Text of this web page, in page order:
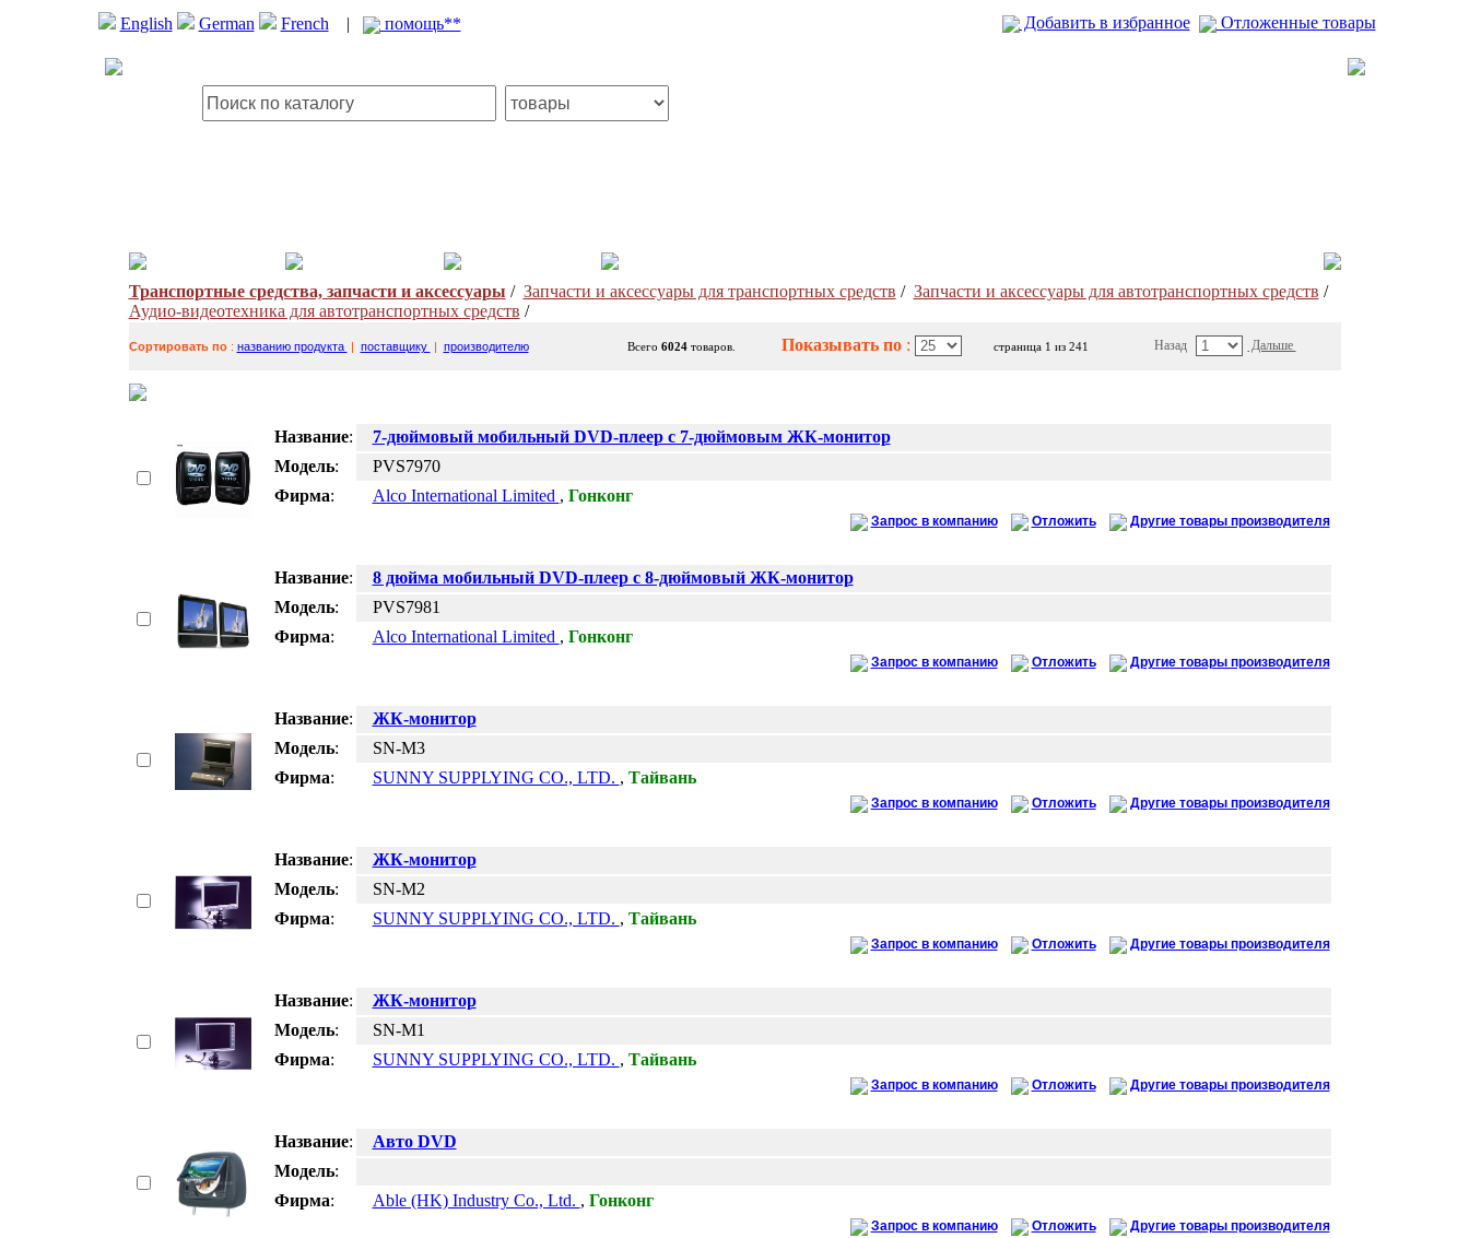
English German French | помощь** Добавить в избранное Отложенные товары
Транспортные средства, запчасти и аксессуары / Запчасти и аксесcуары для транспортных средств / Запчасти и аксесcуары для автотранспортных средств /
Аудио-видеотехника для автотранспортных средств /
Сортировать по: названию продукта | поставщику | производителю Всего 6024товаров. Показывать по: страница 1 из 241 Назад Дальше
Название:
7-дюймовый мобильный DVD-плеер с 7-дюймовым ЖК-монитор
Модель:
PVS7970
Фирма: Alco International Limited , Гонконг
Запрос в компанию Отложить Другие товары производителя
Название:
8 дюйма мобильный DVD-плеер с 8-дюймовый ЖК-монитор
Модель:
PVS7981
Фирма: Alco International Limited , Гонконг
Запрос в компанию Отложить Другие товары производителя
Название:
ЖК-монитор
Модель:
SN-M3
Фирма: SUNNY SUPPLYING CO., LTD. , Тайвань
Запрос в компанию Отложить Другие товары производителя
Название:
ЖК-монитор
Модель:
SN-M2
Фирма: SUNNY SUPPLYING CO., LTD. , Тайвань
Запрос в компанию Отложить Другие товары производителя
Название:
ЖК-монитор
Модель:
SN-M1
Фирма: SUNNY SUPPLYING CO., LTD. , Тайвань
Запрос в компанию Отложить Другие товары производителя
Название:
Авто DVD
Модель:
Фирма: Able (HK) Industry Co., Ltd. , Гонконг
Запрос в компанию Отложить Другие товары производителя